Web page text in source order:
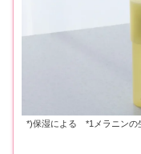
*)保湿による *1メラニンの